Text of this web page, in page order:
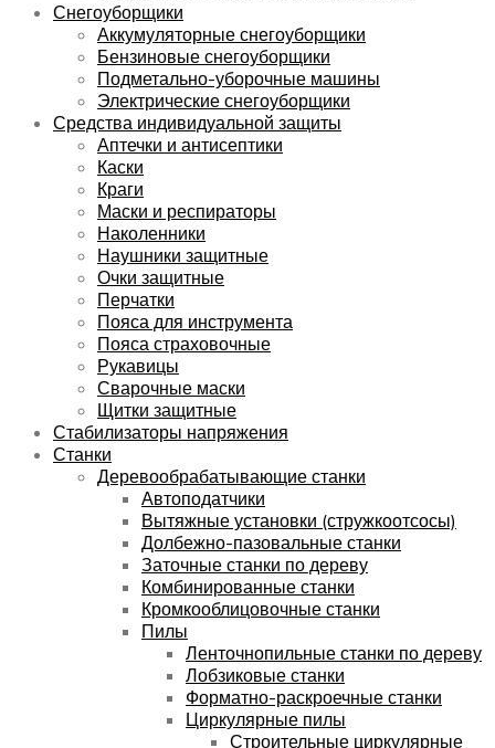
Снегоуборщики
Аккумуляторные снегоуборщики
Бензиновые снегоуборщики
Подметально-уборочные машины
Электрические снегоуборщики
Средства индивидуальной защиты
Аптечки и антисептики
Каски
Краги
Маски и респираторы
Наколенники
Наушники защитные
Очки защитные
Перчатки
Пояса для инструмента
Пояса страховочные
Рукавицы
Сварочные маски
Щитки защитные
Стабилизаторы напряжения
Станки
Деревообрабатывающие станки
Автоподатчики
Вытяжные установки (стружкоотсосы)
Долбежно-пазовальные станки
Заточные станки по дереву
Комбинированные станки
Кромкооблицовочные станки
Пилы
Ленточнопильные станки по дереву
Лобзиковые станки
Форматно-раскроечные станки
Циркулярные пилы
Строительные циркулярные